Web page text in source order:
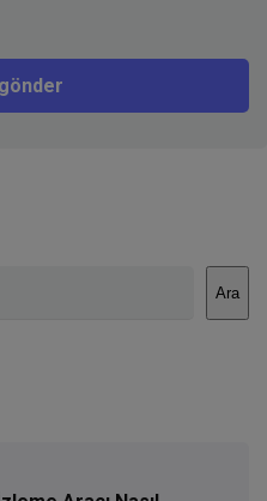
Ara